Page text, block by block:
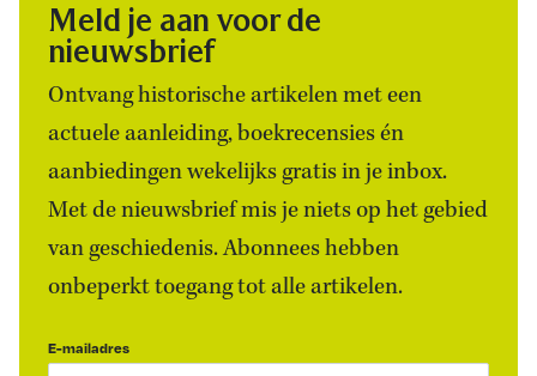
Meld je aan voor de
nieuwsbrief
Ontvang historische artikelen met een
actuele aanleiding, boekrecensies én
aanbiedingen wekelijks gratis in je inbox.
Met de nieuwsbrief mis je niets op het gebied
van geschiedenis. Abonnees hebben
onbeperkt toegang tot alle artikelen.
E-mailadres